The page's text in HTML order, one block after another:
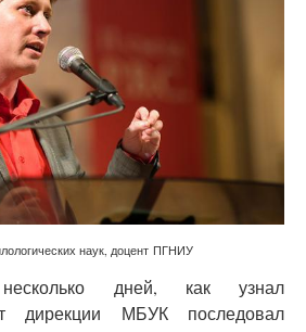
наук, доцент ПГНИУ
дней, как узнал
дирекции МБУК последовал